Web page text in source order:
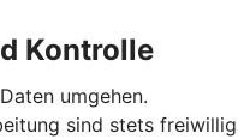
Kontrolle
umgehen.
sind stets freiwillig